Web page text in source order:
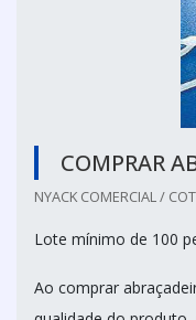
COMPRAR
NYACK COMERCIAL /
Lote mínimo de 100
Ao comprar